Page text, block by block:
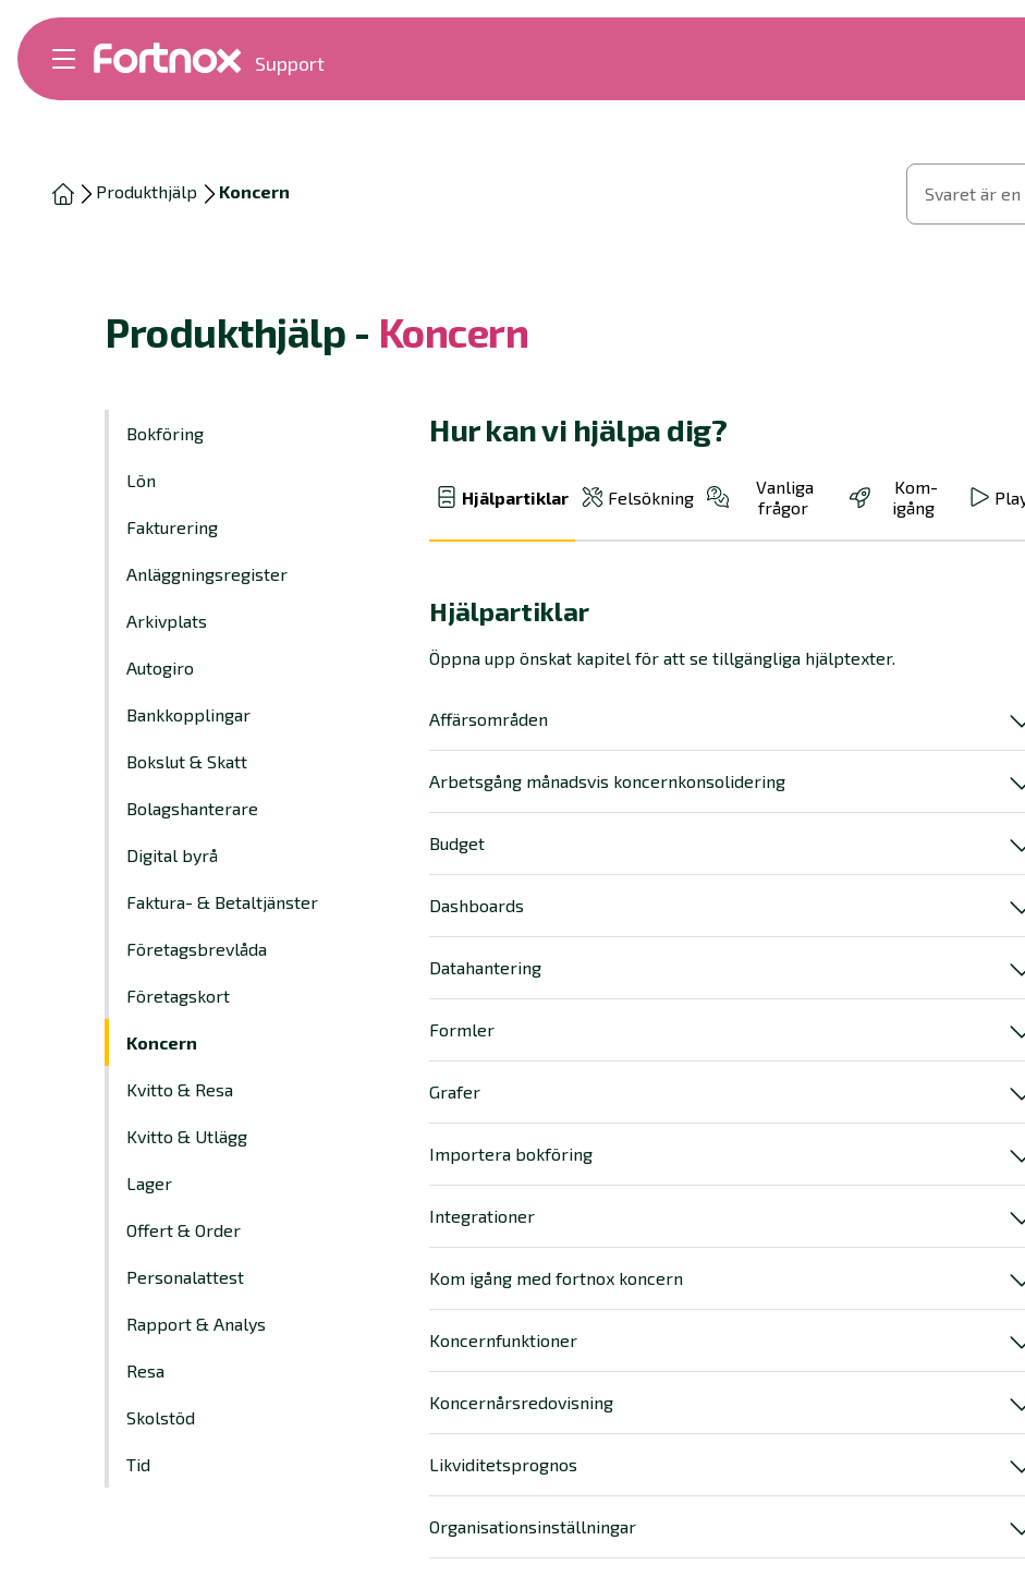
Support
Bokföring
Byt till Fortnox
Support Play
Produkthjälp Koncern Svaret är
Produkthjälp - Koncern
Bokföring
Lön
Fakturering
Anläggningsregister
Arkivplats
Autogiro
Bankkopplingar
Bokslut & Skatt
Bolagshanterare
Digital byrå
Faktura- & Betaltjänster
Företagsbrevlåda
Företagskort
Koncern
Kvitto & Resa
Kvitto & Utlägg
Lager
Offert & Order
Personalattest
Rapport & Analys
Resa
Skolstöd
Tid
Hur kan vi hjälpa dig?
Hjälpartiklar Felsökning
Vanliga
frågor
Kom-
igång
Hjälpartiklar
Öppna upp önskat kapitel för att se tillgängliga hjälptexter.
Affärsområden
Arbetsgång månadsvis koncernkonsolidering
Budget
Dashboards
Datahantering
Formler
Grafer
Importera bokföring
Integrationer
Kom igång med fortnox koncern
Koncernfunktioner
Koncernårsredovisning
Likviditetsprognos
Organisationsinställningar